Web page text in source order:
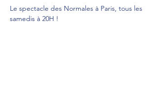
Le spectacle des Normales à Paris, tous les
samedis à 20H !